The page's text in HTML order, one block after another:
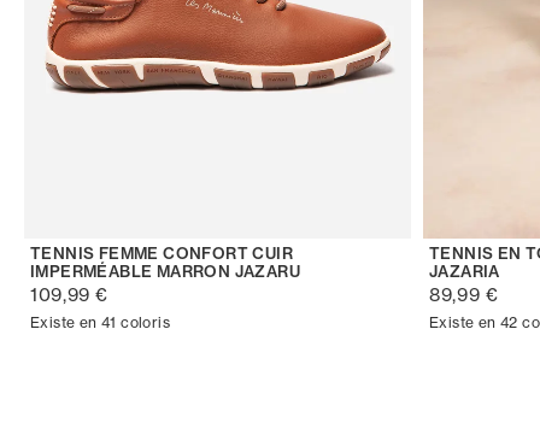
TENNIS FEMME CONFORT CUIR
IMPERMÉABLE MARRON JAZARU
109,99 €
Existe en 41 coloris
TENNIS EN
JAZARIA
89,99 €
Existe en 42